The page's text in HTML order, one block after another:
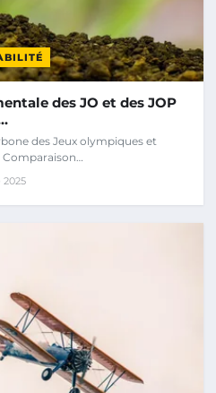
des JO et des JOP
des Jeux olympiques et
Comparaison…
2025